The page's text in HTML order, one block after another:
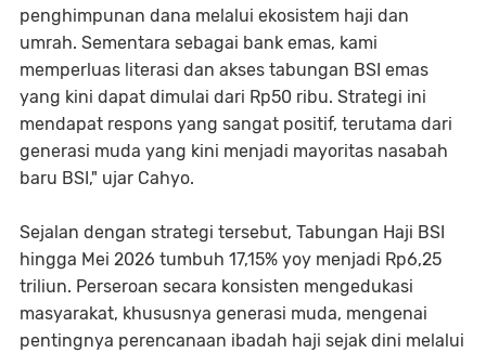
penghimpunan dana melalui ekosistem haji dan
umrah. Sementara sebagai bank emas, kami
memperluas literasi dan akses tabungan BSI emas
yang kini dapat dimulai dari Rp50 ribu. Strategi ini
mendapat respons yang sangat positif, terutama dari
generasi muda yang kini menjadi mayoritas nasabah
baru BSI," ujar Cahyo.
Sejalan dengan strategi tersebut, Tabungan Haji BSI
hingga Mei 2026 tumbuh 17,15% yoy menjadi Rp6,25
triliun. Perseroan secara konsisten mengedukasi
masyarakat, khususnya generasi muda, mengenai
pentingnya perencanaan ibadah haji sejak dini melalui